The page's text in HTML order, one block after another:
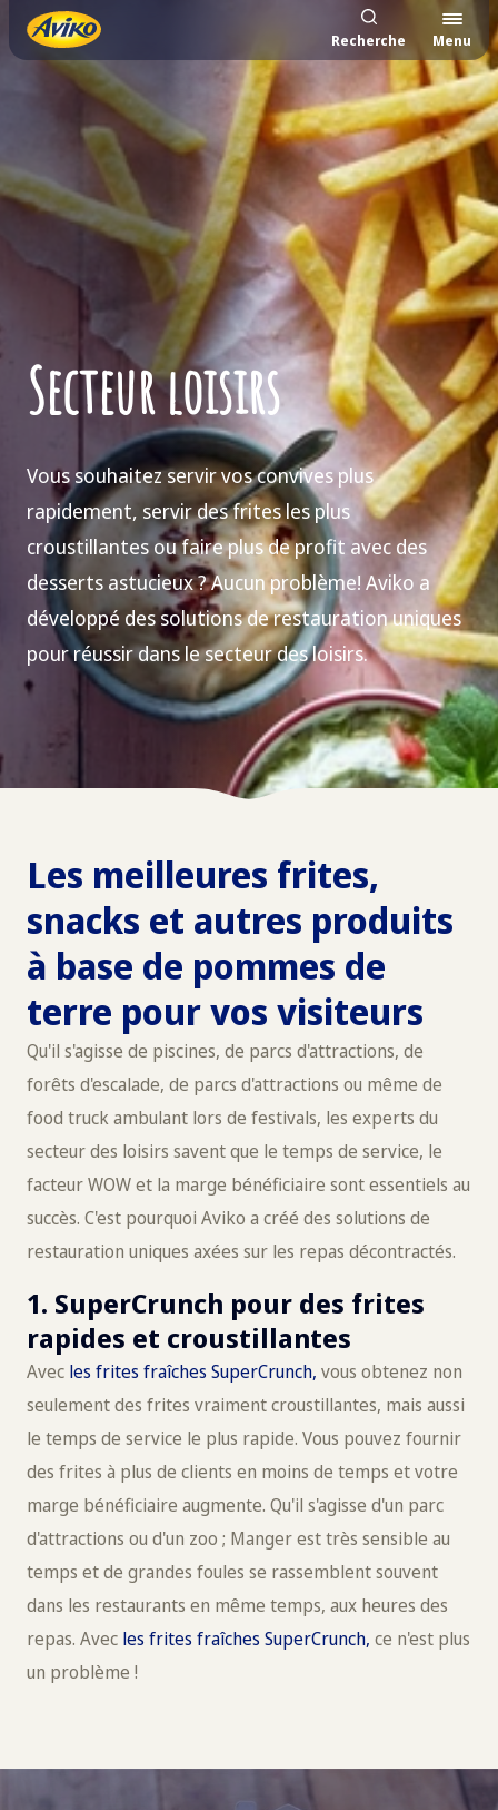
Recherche Menu
Secteur loisirs
Vous souhaitez servir vos convives plus
rapidement, servir des frites les plus
croustillantes ou faire plus de profit avec des
desserts astucieux ? Aucun problème! Aviko a
développé des solutions de restauration uniques
pour réussir dans le secteur des loisirs.
Les meilleures frites,
snacks et autres produits
à base de pommes de
terre pour vos visiteurs
Qu'il s'agisse de piscines, de parcs d'attractions, de
forêts d'escalade, de parcs d'attractions ou même de
food truck ambulant lors de festivals, les experts du
secteur des loisirs savent que le temps de service, le
facteur WOW et la marge bénéficiaire sont essentiels au
succès. C'est pourquoi Aviko a créé des solutions de
restauration uniques axées sur les repas décontractés.
1. SuperCrunch pour des frites
rapides et croustillantes
Avec les frites fraîches SuperCrunch, vous obtenez non
seulement des frites vraiment croustillantes, mais aussi
le temps de service le plus rapide. Vous pouvez fournir
des frites à plus de clients en moins de temps et votre
marge bénéficiaire augmente. Qu'il s'agisse d'un parc
d'attractions ou d'un zoo ; Manger est très sensible au
temps et de grandes foules se rassemblent souvent
dans les restaurants en même temps, aux heures des
repas. Avec les frites fraîches SuperCrunch, ce n'est plus
un problème !